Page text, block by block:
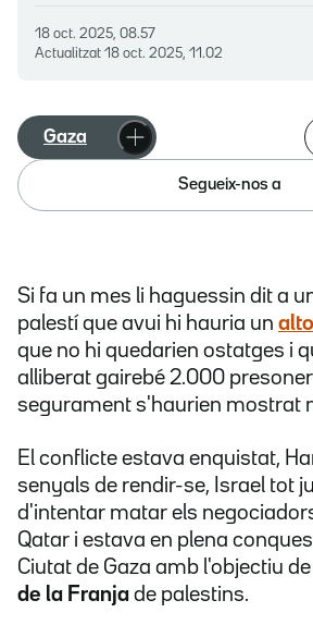
18 oct. 2025, 08.57
Actualitzat 18 oct. 2025, 11.02
Gaza
Segueix-nos a
Si fa un mes li haguessin dit a
palestí que avui hi hauria un
que no hi quedarien ostatges i
alliberat gairebé 2.000
segurament s'haurien mostrat
El conflicte estava enquistat,
senyals de rendir-se, Israel tot
d'intentar matar els
Qatar i estava en plena
Ciutat de Gaza amb l'objectiu de
de la Franja de palestins.